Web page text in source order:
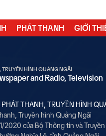
PHÁT THANH GIỚI
TRUYỀN HÌNH QUẢNG NGÃI
and Radio, Television
THANH, TRUYỀN HÌNH
Truyền hình Quảng Ngãi
2020 của Bộ Thông tin và